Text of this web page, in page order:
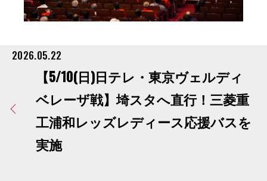
2026.05.22
【5/10(日)日テレ・東京ヴェルディ
ベレーザ戦】埼スタへ直行！三菱重
工浦和レッズレディース応援バスを
実施